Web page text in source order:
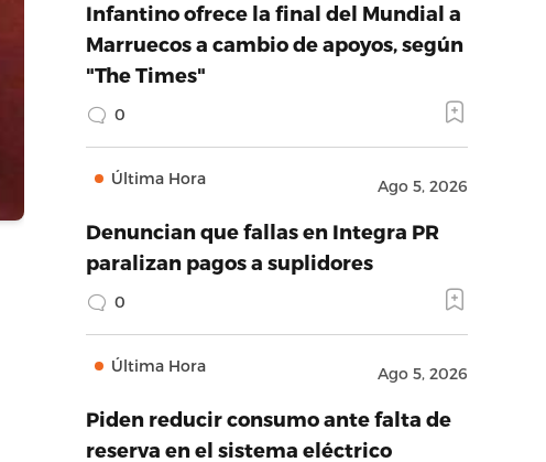
Infantino ofrece la final del Mundial a
Marruecos a cambio de apoyos, según
"The Times"
0
Última Hora Ago 5, 2026
Denuncian que fallas en Integra PR
paralizan pagos a suplidores
0
Última Hora Ago 5, 2026
Piden reducir consumo ante falta de
reserva en el sistema eléctrico